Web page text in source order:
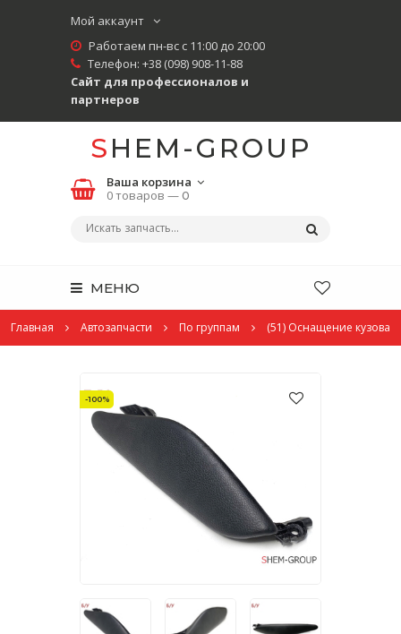
Мой аккаунт
Работаем пн-вс с 11:00 до 20:00
Телефон: +38 (098) 908-11-88
Сайт для профессионалов и
партнеров
SHEM-GROUP
Ваша корзина
0 товаров —0
МЕНЮ
Главная Автозапчасти По группам (51) Оснащение кузова
-100%